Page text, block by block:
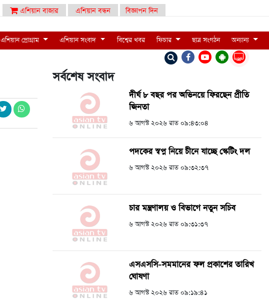
এশিয়ান বাজার এশিয়ান বন্ধন বিজ্ঞাপন দিন
LIVE
এশিয়ান প্রোগ্রাম এশিয়ান সংবাদ বিশ্বের খবর ফিচার ছাত্র সংগঠন অন্যান্য
সর্বশেষ সংবাদ
দীর্ঘ ৮ বছর পর অভিনয়ে ফিরছেন প্রীতি
জিনতা
৬ আগস্ট ২০২৬ রাত ০৯:৪৩:০৪
পদকের স্বপ্ন নিয়ে চীনে যাচ্ছে স্কেটিং দল
৬ আগস্ট ২০২৬ রাত ০৯:৩২:৩৭
চার মন্ত্রণালয় ও বিভাগে নতুন সচিব
৬ আগস্ট ২০২৬ রাত ০৯:৩১:৩৭
এসএসসি-সমমানের ফল প্রকাশের তারিখ
ঘোষণা
৬ আগস্ট ২০২৬ রাত ০৯:১৯:৪১